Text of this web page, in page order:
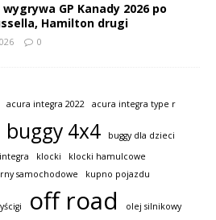
GP Kanady 2026 po
Hamilton drugi
0
acura integra 2022 acura integra type r
buggy 4x4
buggy dla dzieci
integra klocki
klocki hamulcowe
samochodowe kupno pojazdu
off road olej silnikowy